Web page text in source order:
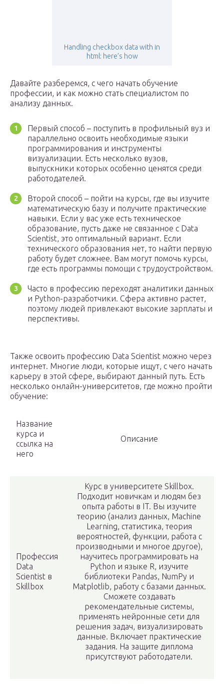
Handling checkbox data with in
html: here’s how
Давайте разберемся, с чего начать обучение
профессии, и как можно стать специалистом по
анализу данных.
Первый способ – поступить в профильный вуз и
параллельно освоить необходимые языки
программирования и инструменты
визуализации. Есть несколько вузов,
выпускники которых особенно ценятся среди
работодателей.
Второй способ – пойти на курсы, где вы изучите
математическую базу и получите практические
навыки. Если у вас уже есть техническое
образование, пусть даже не связанное с Data
Scientist, это оптимальный вариант. Если
технического образования нет, то найти первую
работу будет сложнее. Вам могут помочь курсы,
где есть программы помощи с трудоустройством.
Часто в профессию переходят аналитики данных
и Python-разработчики. Сфера активно растет,
поэтому людей привлекают высокие зарплаты и
перспективы.
Также освоить профессию Data Scientist можно через
интернет. Многие люди, которые ищут, с чего начать
карьеру в этой сфере, выбирают данный путь. Есть
несколько онлайн-университетов, где можно пройти
обучение:
Название
курса и
ссылка на
него
Описание
Профессия
Data
Scientist в
Skillbox
Курс в университете Skillbox.
Подходит новичкам и людям без
опыта работы в IT. Вы изучите
теорию (анализ данных, Machine
Learning, статистика, теория
вероятностей, функции, работа с
производными и многое другое),
научитесь программировать на
Python и языке R, изучите
библиотеки Pandas, NumPy и
Matplotlib, работу с базами данных.
Сможете создавать
рекомендательные системы,
применять нейронные сети для
решения задач, визуализировать
данные. Включает практические
задания. На защите диплома
присутствуют работодатели.